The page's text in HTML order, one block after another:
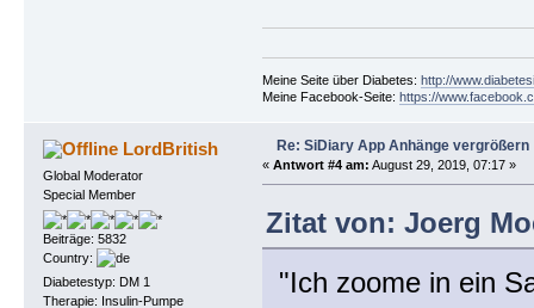
Meine Seite über Diabetes: http://
Meine Facebook-Seite: https://
LordBritish
Global Moderator
Special Member
Beiträge: 5832
Country:
Diabetestyp: DM 1
Therapie: Insulin-Pumpe
Re: SiDiary App Anhänge vergrößern
« Antwort #4 am: August 29, 2019, 07:17 »
Zitat von: Joerg
"Ich zoome in ein